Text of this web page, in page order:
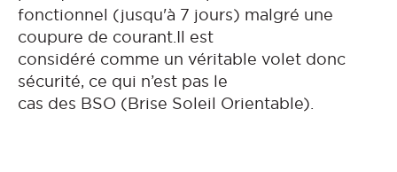
fonctionnel (jusqu'à 7 jours) malgré une
coupure de courant.Il est
considéré comme un véritable volet donc
sécurité, ce qui n’est pas le
cas des BSO (Brise Soleil Orientable).